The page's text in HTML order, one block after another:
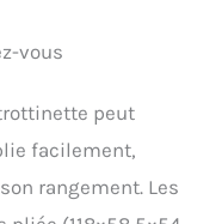
Intégré】Restez
l'application
des trajets,
et le suivi
clair
vous
peut
facilement,
rangement. Les